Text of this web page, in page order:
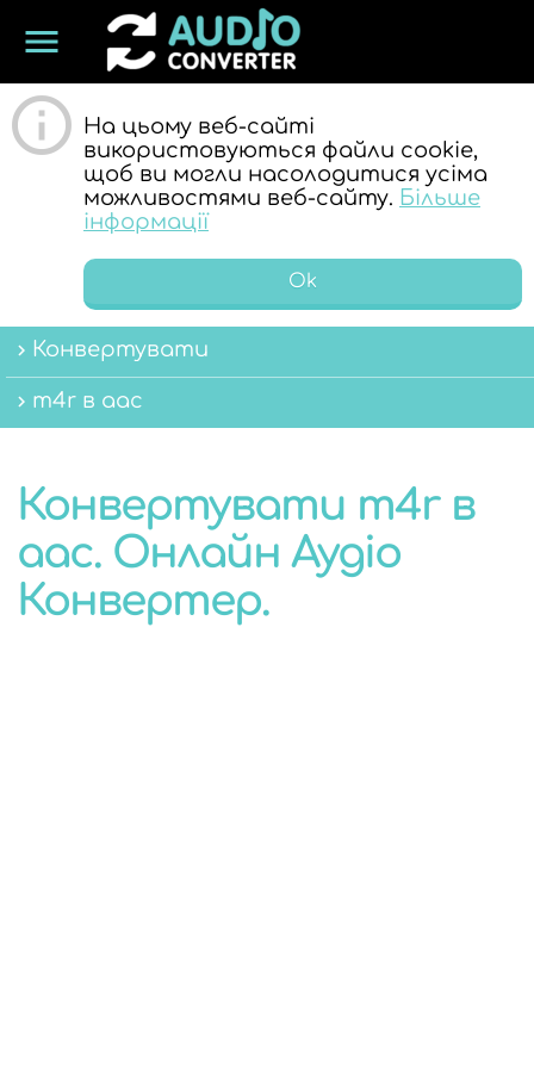
menu
ОНЛАЙН
АУДІО
КОНВЕРТЕР
На цьому веб-сайті
використовуються файли cookie,
щоб ви могли насолодитися усіма
можливостями веб-сайту. Більше
інформації
Ok
Конвертувати
m4r в aac
Конвертувати m4r в
aac. Онлайн Аудіо
Конвертер.